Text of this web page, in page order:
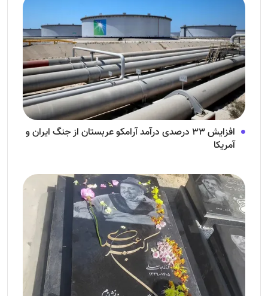
افزایش ۳۳ درصدی درآمد آرامکو عربستان از جنگ ایران و
آمریکا